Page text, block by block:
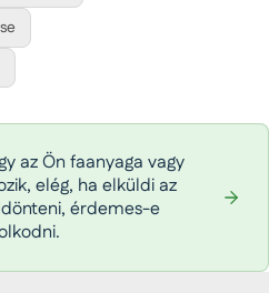
az Ön faanyaga vagy
elég, ha elküldi az
érdemes-e